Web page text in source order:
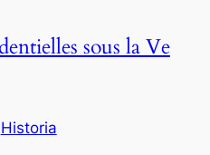
sous la Ve
Historia